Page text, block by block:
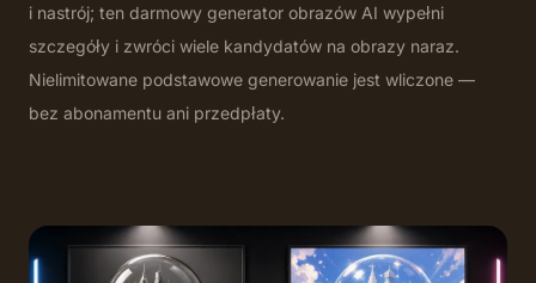
i nastrój; ten darmowy generator obrazów AI wypełni
szczegóły i zwróci wiele kandydatów na obrazy naraz.
Nielimitowane podstawowe generowanie jest wliczone —
bez abonamentu ani przedpłaty.